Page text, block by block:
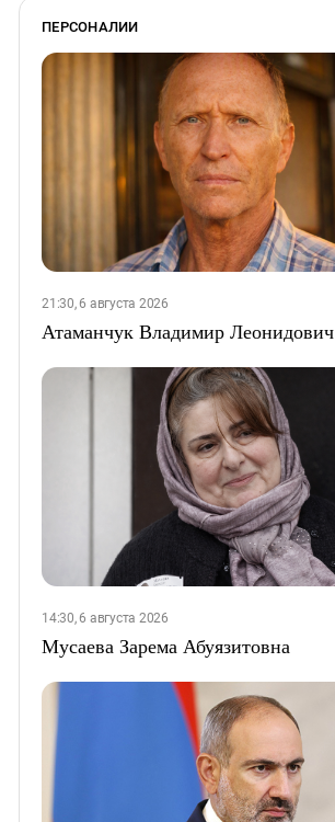
ПЕРСОНАЛИИ
21:30, 6 августа 2026
Атаманчук Владимир Леонидович
14:30, 6 августа 2026
Мусаева Зарема Абуязитовна